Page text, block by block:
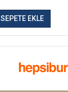
SEPETE EKLE